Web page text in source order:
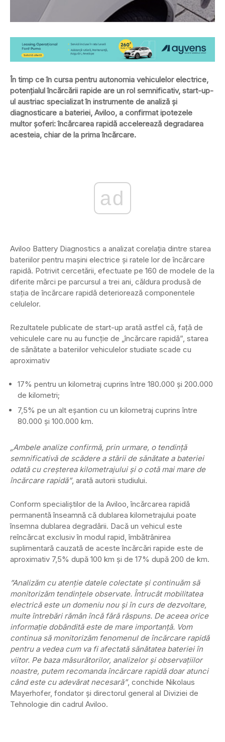
În timp ce în cursa pentru autonomia vehiculelor electrice,
potențialul încărcării rapide are un rol semnificativ, start-up-
ul austriac specializat în instrumente de analiză și
diagnosticare a bateriei, Aviloo, a confirmat ipotezele
multor șoferi: încărcarea rapidă accelerează degradarea
acesteia, chiar de la prima încărcare.
ad
Aviloo Battery Diagnostics a analizat corelația dintre starea
bateriilor pentru mașini electrice și ratele lor de încărcare
rapidă. Potrivit cercetării, efectuate pe 160 de modele de la
diferite mărci pe parcursul a trei ani, căldura produsă de
stația de încărcare rapidă deteriorează componentele
celulelor.
Rezultatele publicate de start-up arată astfel că, față de
vehiculele care nu au funcție de „încărcare rapidă”, starea
de sănătate a bateriilor vehiculelor studiate scade cu
aproximativ
17% pentru un kilometraj cuprins între 180.000 și 200.000
de kilometri;
7,5% pe un alt eșantion cu un kilometraj cuprins între
80.000 și 100.000 km.
„Ambele analize confirmă, prin urmare, o tendință
semnificativă de scădere a stării de sănătate a bateriei
odată cu creșterea kilometrajului și o cotă mai mare de
încărcare rapidă”, arată autorii studiului.
Conform specialiștilor de la Aviloo, încărcarea rapidă
permanentă înseamnă că dublarea kilometrajului poate
însemna dublarea degradării. Dacă un vehicul este
reîncărcat exclusiv în modul rapid, îmbătrânirea
suplimentară cauzată de aceste încărcări rapide este de
aproximativ 7,5% după 100 km și de 17% după 200 de km.
”Analizăm cu atenție datele colectate și continuăm să
monitorizăm tendințele observate. Întrucât mobilitatea
electrică este un domeniu nou și în curs de dezvoltare,
multe întrebări rămân încă fără răspuns. De aceea orice
informație dobândită este de mare importanță. Vom
continua să monitorizăm fenomenul de încărcare rapidă
pentru a vedea cum va fi afectată sănătatea bateriei în
viitor. Pe baza măsurătorilor, analizelor și observațiilor
noastre, putem recomanda încărcare rapidă doar atunci
când este cu adevărat necesară”, conchide Nikolaus
Mayerhofer, fondator și directorul general al Diviziei de
Tehnologie din cadrul Aviloo.